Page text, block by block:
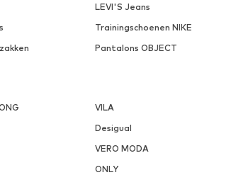
LEVI'S Jeans
Trainingschoenen NIKE
Pantalons OBJECT
VILA
Desigual
VERO MODA
ONLY